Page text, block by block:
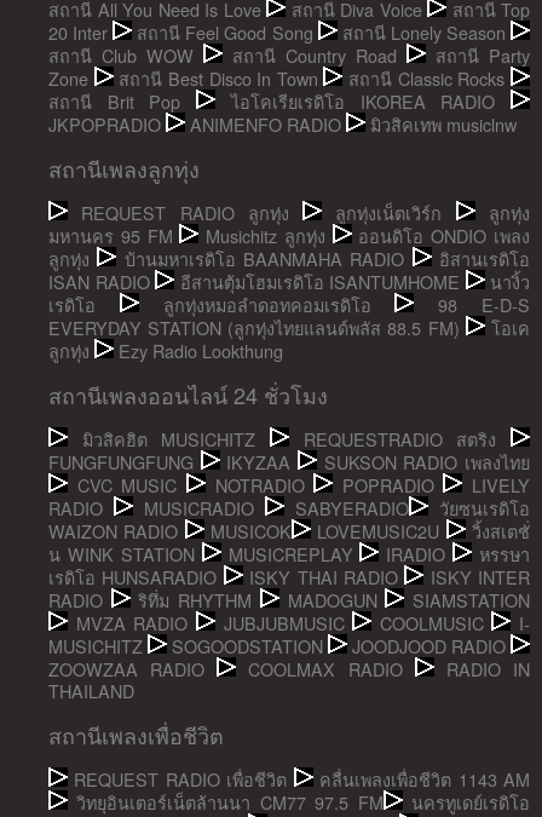
สถานี All You Need Is Love สถานี Diva Voice
สถานี Top
20 Inter
สถานี Feel Good Song
สถานี Lonely Season
สถานี Club WOW
สถานี Country Road
สถานี Party
Zone
สถานี Best Disco In Town
สถานี Classic Rocks
สถานี Brit Pop
ไอโคเรียเรดิโอ IKOREA RADIO
JKPOPRADIO
ANIMENFO RADIO มิวสิคเทพ musiclnw
สถานีเพลงลูกทุ่ง
REQUEST RADIO ลูกทุ่ง ลูกทุ่งเน็ตเวิร์ก
ลูกทุ่ง
มหานคร 95 FM
Musichitz ลูกทุ่ง
ออนดิโอ ONDIO เพลง
ลูกทุ่ง
บ้านมหาเรดิโอ BAANMAHA RADIO
อิสานเรดิโอ
ISAN RADIO
อีสานตุ้มโฮมเรดิโอ ISANTUMHOME
นางิ้ว
เรดิโอ
ลูกทุ่งหมอลำดอทคอมเรดิโอ
98 E-D-S
EVERYDAY STATION (ลูกทุ่งไทยแลนด์พลัส 88.5 FM)
โอเค
ลูกทุ่ง
Ezy Radio Lookthung
สถานีเพลงออนไลน์ 24 ชั่วโมง
มิวสิคฮิต MUSICHITZ
REQUESTRADIO สตริง
FUNGFUNGFUNG
IKYZAA
SUKSON RADIO เพลงไทย
CVC MUSIC
NOTRADIO POPRADIO
LIVELY
RADIO
MUSICRADIO SABYERADIO
วัยซนเรดิโอ
WAIZON RADIO
MUSICOK LOVEMUSIC2U
วิ้งสเตชั่
น WINK STATION
MUSICREPLAY IRADIO
หรรษา
เรดิโอ HUNSARADIO
ISKY THAI RADIO
ISKY INTER
RADIO
ริทึ่ม RHYTHM MADOGUN
SIAMSTATION
MVZA RADIO
JUBJUBMUSIC COOLMUSIC
I-
MUSICHITZ
SOGOODSTATION
JOODJOOD RADIO
ZOOWZAA RADIO
COOLMAX RADIO
RADIO IN
THAILAND
สถานีเพลงเพื่อชีวิต
REQUEST RADIO เพื่อชีวิต
คลื่นเพลงเพื่อชีวิต 1143 AM
วิทยุอินเตอร์เน็ตล้านนา CM77 97.5 FM
นครทูเดย์เรดิโอ